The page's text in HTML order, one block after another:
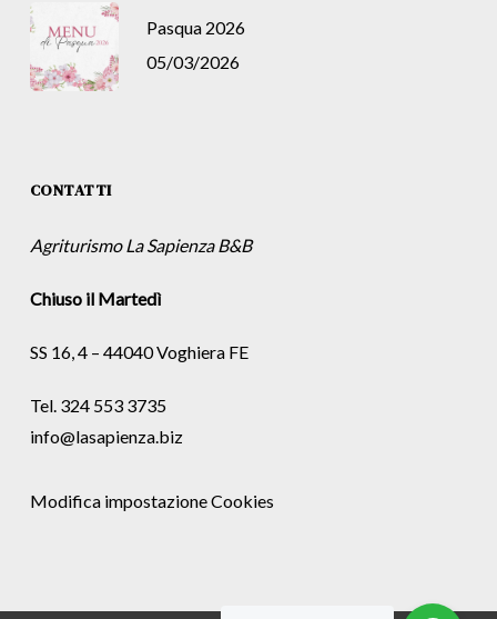
Pasqua 2026
05/03/2026
CONTATTI
Agriturismo La Sapienza B&B
Chiuso il Martedì
SS 16, 4 – 44040 Voghiera FE
Tel. 324 553 3735
info@lasapienza.biz
Modifica impostazione Cookies